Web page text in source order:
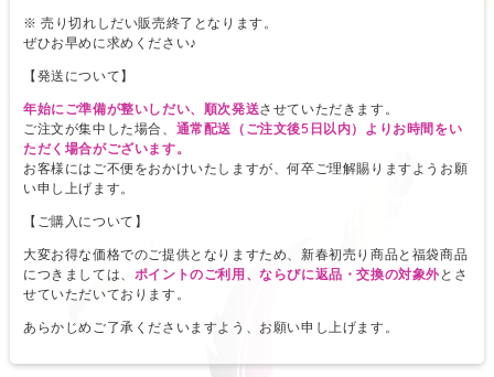
※ 売り切れしだい販売終了となります。
ぜひお早めに求めください♪
【発送について】
年始にご準備が整いしだい、順次発送させていただきます。
ご注文が集中した場合、 通常配送（ご注文後5日以内）よりお時間をい
ただく場合がございます。
お客様にはご不便をおかけいたしますが、何卒ご理解賜りますようお願
い申し上げます。
【ご購入について】
大変お得な価格でのご提供となりますため、新春初売り商品と福袋商品
につきましては、 ポイントのご利用、ならびに返品・交換の対象外とさ
せていただいております。
あらかじめご了承くださいますよう、お願い申し上げます。